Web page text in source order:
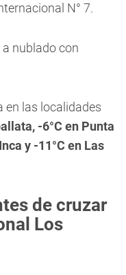
N° 7.
nublado con
en las localidades
-6°C en Punta
y -11°C en Las
de cruzar
Los